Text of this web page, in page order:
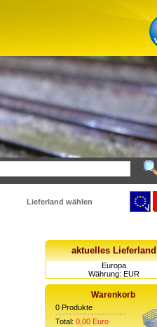
Lieferland wählen
aktuelles Lieferland
Europa
Währung: EUR
Warenkorb
0 Produkte
Total: 0,00 Euro